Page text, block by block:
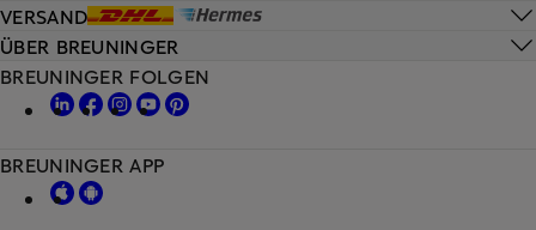
VERSAND
ÜBER BREUNINGER
BREUNINGER FOLGEN
BREUNINGER APP